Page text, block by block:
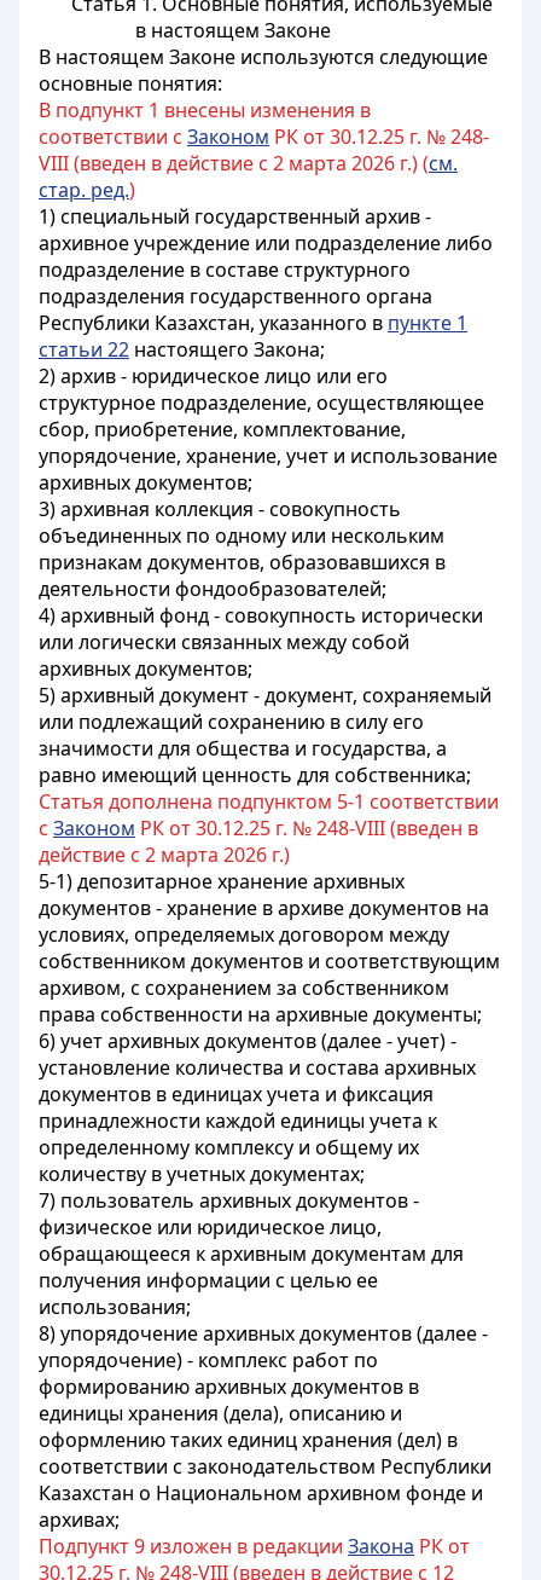
в настоящем Законе
В настоящем Законе используются следующие
основные понятия:
В подпункт 1 внесены изменения в
соответствии с Законом РК от 30.12.25 г. № 248-
VIII (введен в действие с 2 марта 2026 г.) (см.
стар. ред.)
1) специальный государственный архив -
архивное учреждение или подразделение либо
подразделение в составе структурного
подразделения государственного органа
Республики Казахстан, указанного в пункте 1
статьи 22 настоящего Закона;
2) архив - юридическое лицо или его
структурное подразделение, осуществляющее
сбор, приобретение, комплектование,
упорядочение, хранение, учет и использование
архивных документов;
3) архивная коллекция - совокупность
объединенных по одному или нескольким
признакам документов, образовавшихся в
деятельности фондообразователей;
4) архивный фонд - совокупность исторически
или логически связанных между собой
архивных документов;
5) архивный документ - документ, сохраняемый
или подлежащий сохранению в силу его
значимости для общества и государства, а
равно имеющий ценность для собственника;
Статья дополнена подпунктом 5-1 соответствии
с Законом РК от 30.12.25 г. № 248-VIII (введен в
действие с 2 марта 2026 г.)
5-1) депозитарное хранение архивных
документов - хранение в архиве документов на
условиях, определяемых договором между
собственником документов и соответствующим
архивом, с сохранением за собственником
права собственности на архивные документы;
6) учет архивных документов (далее - учет) -
установление количества и состава архивных
документов в единицах учета и фиксация
принадлежности каждой единицы учета к
определенному комплексу и общему их
количеству в учетных документах;
7) пользователь архивных документов -
физическое или юридическое лицо,
обращающееся к архивным документам для
получения информации с целью ее
использования;
8) упорядочение архивных документов (далее -
упорядочение) - комплекс работ по
формированию архивных документов в
единицы хранения (дела), описанию и
оформлению таких единиц хранения (дел) в
соответствии с законодательством Республики
Казахстан о Национальном архивном фонде и
архивах;
Подпункт 9 изложен в редакции Закона РК от
30.12.25 г. № 248-VIII (введен в действие с 12